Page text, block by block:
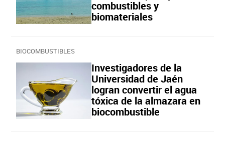
combustibles y
biomateriales
BIOCOMBUSTIBLES
Investigadores de la
Universidad de Jaén
logran convertir el agua
tóxica de la almazara en
biocombustible